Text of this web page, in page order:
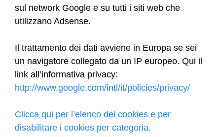
sul network Google e su tutti i siti web che
utilizzano Adsense.
Il trattamento dei dati avviene in Europa se sei
un navigatore collegato da un IP europeo. Qui il
link all’informativa privacy:
http://www.google.com/intl/it/policies/privacy/
Clicca qui per l’elenco dei cookies e per
disabilitare i cookies per categoria.